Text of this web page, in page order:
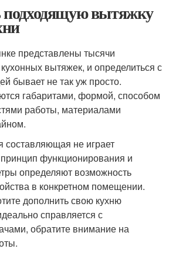
вытяжку
представлены тысячи
вытяжек, и определиться с
бывает не так уж просто.
габаритами, формой, способом
работы, материалами
составляющая не играет
функционирования и
определяют возможность
в конкретном помещении.
дополнить свою кухню
справляется с
обратите внимание на